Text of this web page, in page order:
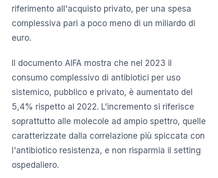
riferimento all'acquisto privato, per una spesa
complessiva pari a poco meno di un miliardo di
euro.
Il documento AIFA mostra che nel 2023 il
consumo complessivo di antibiotici per uso
sistemico, pubblico e privato, è aumentato del
5,4% rispetto al 2022. L'incremento si riferisce
soprattutto alle molecole ad ampio spettro, quelle
caratterizzate dalla correlazione più spiccata con
l'antibiotico resistenza, e non risparmia il setting
ospedaliero.